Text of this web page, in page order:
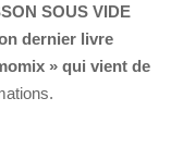
SOUS VIDE
dernier livre
» qui vient de